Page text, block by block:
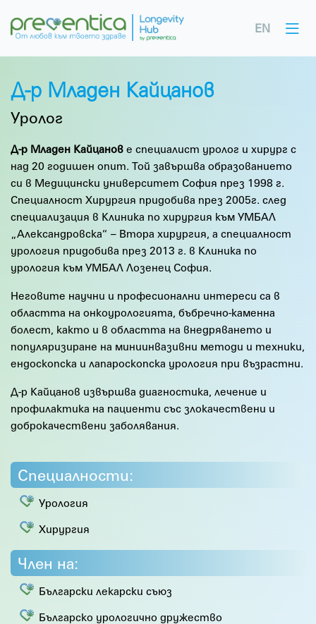
EN
Д-р Младен Кайцанов
Уролог
Д-р Младен Кайцанов е специалист уролог и хирург с
над 20 годишен опит. Той завършва образованието
си в Медицински университет София през 1998 г.
Специалност Хирургия придобива през 2005г. след
специализация в Клиника по хирургия към УМБАЛ
„Александровска“ – Втора хирургия, а специалност
урология придобива през 2013 г. в Клиника по
урология към УМБАЛ Лозенец София.
Неговите научни и професионални интереси са в
областта на онкоурологията, бъбречно-каменна
болест, както и в областта на внедряването и
популяризиране на миниинвазивни методи и техники,
ендоскопска и лапароскопска урология при възрастни.
Д-р Кайцанов извършва диагностика, лечение и
профилактика на пациенти със злокачествени и
доброкачествени заболявания.
Специалности:
Урология
Хирургия
Член на:
Български лекарски съюз
Българско урологично дружество